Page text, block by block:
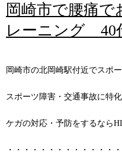
岡崎市で腰痛で
レーニング 40
岡崎市の北岡崎駅付近でスポ
スポーツ障害・交通事故に特
ケガの対応・予防をするなら
・・・・・・・・・・・・・